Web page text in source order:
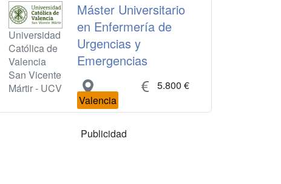
Universidad
Católica de
Valencia
San Vicente
Mártir - UCV
Máster Universitario
en Enfermería de
Urgencias y
Emergencias
Valencia
5.800 €
Publicidad